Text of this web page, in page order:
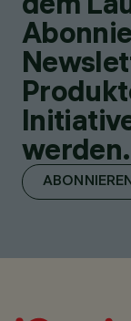
werden.